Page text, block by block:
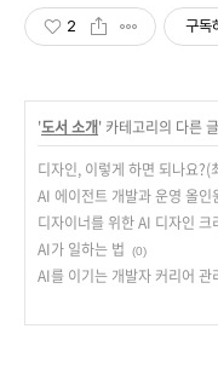
2 구독
'도서 소개' 카테고리의 다른 글
디자인, 이렇게 하면 되나요?(
AI 에이전트 개발과 운영 올인
디자이너를 위한 AI 디자인
AI가 일하는 법 (0)
AI를 이기는 개발자 커리어 관